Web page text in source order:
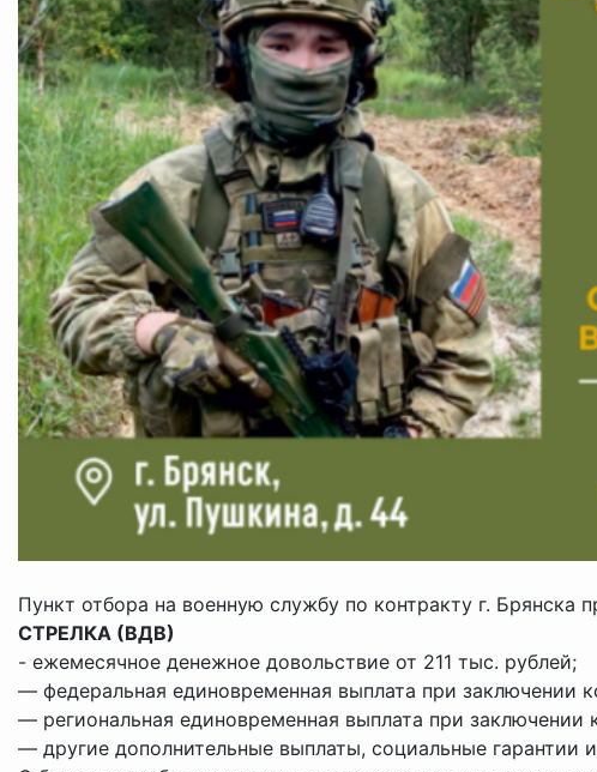
Пункт отбора на военную службу по контракту г.
⁣СТРЕЛКА (ВДВ)
⁣- ежемесячное денежное довольствие от 211 тыс. рублей;
— федеральная единовременная выплата при заключении
— региональная единовременная выплата при заключении
— другие дополнительные выплаты, социальные гарантии